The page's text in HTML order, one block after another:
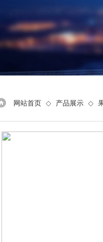
网站首页 ◇ 产品展示 ◇